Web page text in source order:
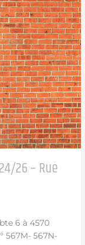
26 – Rue
6 à 4570
567M- 567N-